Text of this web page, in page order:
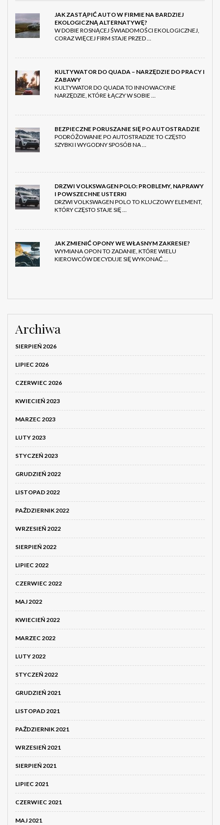
JAK ZASTĄPIĆ AUTO W FIRMIE NA BARDZIEJ
EKOLOGICZNĄ ALTERNATYWĘ?
W DOBIE ROSNĄCEJ ŚWIADOMOŚCI EKOLOGICZNEJ,
CORAZ WIĘCEJ FIRM STAJE PRZED …
KULTYWATOR DO QUADA – NARZĘDZIE DO PRACY I
ZABAWY
KULTYWATOR DO QUADA TO INNOWACYJNE
NARZĘDZIE, KTÓRE ŁĄCZY W SOBIE …
BEZPIECZNE PORUSZANIE SIĘ PO AUTOSTRADZIE
PODRÓŻOWANIE PO AUTOSTRADZIE TO CZĘSTO
SZYBKI I WYGODNY SPOSÓB NA …
DRZWI VOLKSWAGEN POLO: PROBLEMY, NAPRAWY
I POWSZECHNE USTERKI
DRZWI VOLKSWAGEN POLO TO KLUCZOWY ELEMENT,
KTÓRY CZĘSTO STAJE SIĘ …
JAK ZMIENIĆ OPONY WE WŁASNYM ZAKRESIE?
WYMIANA OPON TO ZADANIE, KTÓRE WIELU
KIEROWCÓW DECYDUJE SIĘ WYKONAĆ …
Archiwa
SIERPIEŃ 2026
LIPIEC 2026
CZERWIEC 2026
KWIECIEŃ 2023
MARZEC 2023
LUTY 2023
STYCZEŃ 2023
GRUDZIEŃ 2022
LISTOPAD 2022
PAŹDZIERNIK 2022
WRZESIEŃ 2022
SIERPIEŃ 2022
LIPIEC 2022
CZERWIEC 2022
MAJ 2022
KWIECIEŃ 2022
MARZEC 2022
LUTY 2022
STYCZEŃ 2022
GRUDZIEŃ 2021
LISTOPAD 2021
PAŹDZIERNIK 2021
WRZESIEŃ 2021
SIERPIEŃ 2021
LIPIEC 2021
CZERWIEC 2021
MAJ 2021